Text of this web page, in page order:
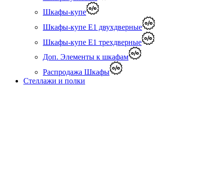
Шкафы-купе
Шкафы-купе Е1 двухдверные
Шкафы-купе Е1 трехдверные
Доп. Элементы к шкафам
Распродажа Шкафы
Стеллажи и полки